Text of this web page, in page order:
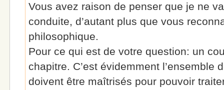
Vous avez raison de penser que je ne
conduite, d’autant plus que vous
philosophique.
Pour ce qui est de votre question: un
chapitre. C’est évidemment l’ensemble
doivent être maîtrisés pour pouvoir